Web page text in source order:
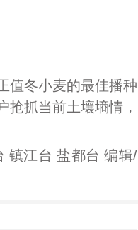
冬小麦的最佳播种
抓当前土壤墒情，
镇江台 盐都台 编辑/